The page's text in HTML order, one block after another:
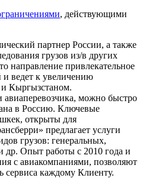
, действующими
партнер России, а также
грузов из/в других
направление привлекательное
и ведет к увеличению
и Кыргызстаном.
авиаперевозчика, можно быстро
в Россию. Ключевые
открыты для
предлагает услуги
грузов: генеральных,
др. Опыт работы с 2010 года и
с авиакомпаниями, позволяют
сервиса каждому Клиенту.